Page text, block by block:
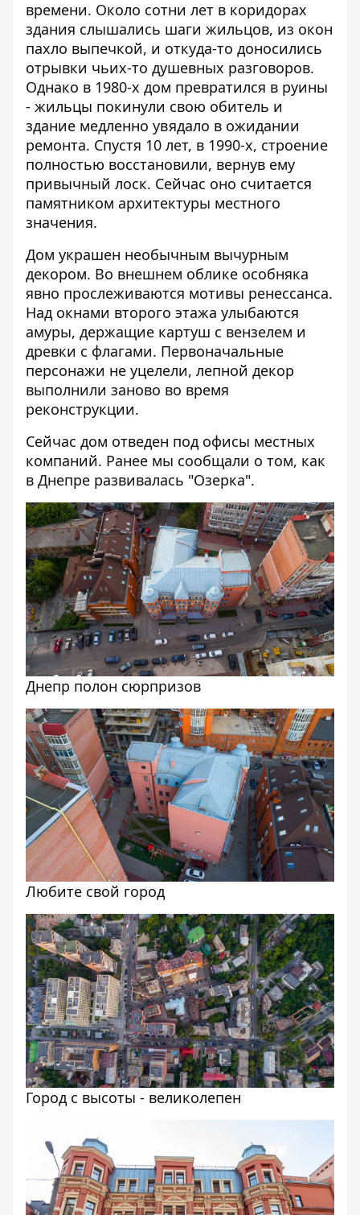
времени. Около сотни лет в коридорах
здания слышались шаги жильцов, из окон
пахло выпечкой, и откуда-то доносились
отрывки чьих-то душевных разговоров.
Однако в 1980-х дом превратился в руины
- жильцы покинули свою обитель и
здание медленно увядало в ожидании
ремонта. Спустя 10 лет, в 1990-х, строение
полностью восстановили, вернув ему
привычный лоск. Сейчас оно считается
памятником архитектуры местного
значения.
Дом украшен необычным вычурным
декором. Во внешнем облике особняка
явно прослеживаются мотивы ренессанса.
Над окнами второго этажа улыбаются
амуры, держащие картуш с вензелем и
древки с флагами. Первоначальные
персонажи не уцелели, лепной декор
выполнили заново во время
реконструкции.
Сейчас дом отведен под офисы местных
компаний. Ранее мы сообщали о том, как
в Днепре развивалась "Озерка".
Днепр полон сюрпризов
Любите свой город
Город с высоты - великолепен